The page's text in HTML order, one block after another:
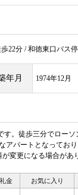
22分 / 和徳東口バス
年月 1974年12月
す。徒歩三分でローソ
アパートとなってお
変更になる場合があ
礼金 お気に入り